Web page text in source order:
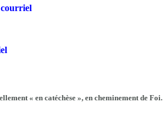
courriel
« en catéchèse », en cheminement de Foi.